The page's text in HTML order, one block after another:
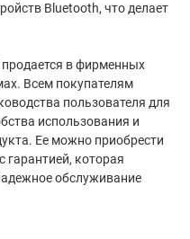
Bluetooth, что делает
продается в фирменных
Всем покупателям
пользователя для
использования и
Ее можно приобрести
гарантией, которая
обслуживание